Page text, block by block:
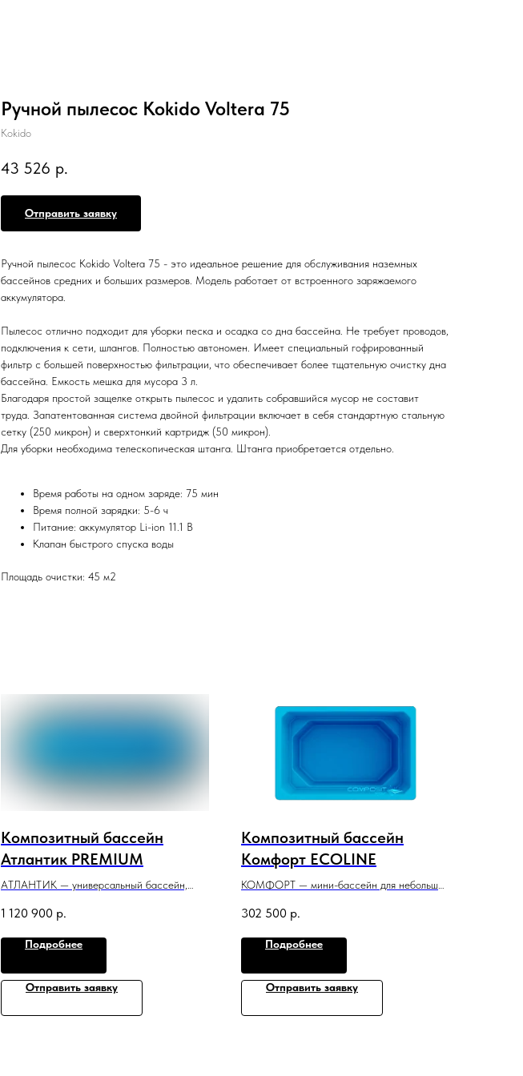
Ручной пылесос Kokido Voltera 75
Kokido
43 526 р.
Отправить заявку
Ручной пылесос Kokido Voltera 75 - это идеальное решение для обслуживания наземных
бассейнов средних и больших размеров. Модель работает от встроенного заряжаемого
аккумулятора.
Пылесос отлично подходит для уборки песка и осадка со дна бассейна. Не требует проводов,
подключения к сети, шлангов. Полностью автономен. Имеет специальный гофрированный
фильтр с большей поверхностью фильтрации, что обеспечивает более тщательную очистку дна
бассейна. Емкость мешка для мусора 3 л.
Благодаря простой защелке открыть пылесос и удалить собравшийся мусор не составит
труда. Запатентованная система двойной фильтрации включает в себя стандартную стальную
сетку (250 микрон) и сверхтонкий картридж (50 микрон).
Для уборки необходима телескопическая штанга. Штанга приобретается отдельно.
Время работы на одном заряде: 75 мин
Время полной зарядки: 5-6 ч
Питание: аккумулятор Li-ion 11.1 В
Клапан быстрого спуска воды
Площадь очистки: 45 м2
Композитный бассейн
Атлантик PREMIUM
АТЛАНТИК — универсальный бассейн,
удобен для плаванья и расслабляющего
отдыха.
7,5 м x 3,3 м x 1,2−1,65 м
1 120 900 р.
Подробнее
Отправить заявку
Композитный бассейн
Комфорт ECOLINE
КОМФОРТ — мини-бассейн для небольшой
релаксации в воде.
3 м x 2 м x 1,5 м
302 500 р.
Подробнее
Отправить заявку